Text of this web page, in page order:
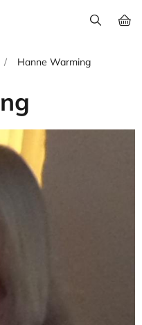
/ Hanne Warming